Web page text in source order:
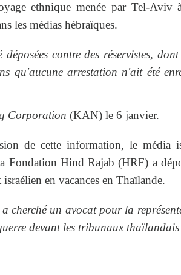
ethnique menée par Tel-Aviv
les médias hébraïques.
contre des réservistes,
qu'aucune arrestation n'ait été
Corporation (KAN) le 6 janvier.
de cette information, le média
Fondation Hind Rajab (HRF) a
en vacances en Thaïlande.
cherché un avocat pour la
devant les tribunaux